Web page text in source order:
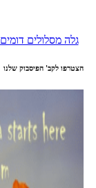
גלה מסלולים דומים
הצטרפו לקב' הפיסבוק שלנו